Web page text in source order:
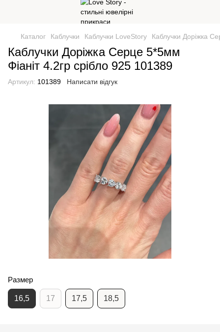
Каталог Каблучки Каблучки LoveStory Каблучки Доріжка
Каблучки Доріжка Серце 5*5мм
Фіаніт 4.2гр срібло 925 101389
Артикул: 101389 Написати відгук
Размер
16,5 17 17,5 18,5